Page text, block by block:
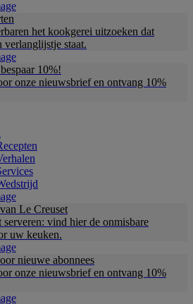
het kookgerei uitzoeken dat
verlanglijstje staat.
10%!
onze nieuwsbrief en ontvang 10%
Le Creuset
vind hier de onmisbare
uw keuken.
nieuwe abonnees
onze nieuwsbrief en ontvang 10%